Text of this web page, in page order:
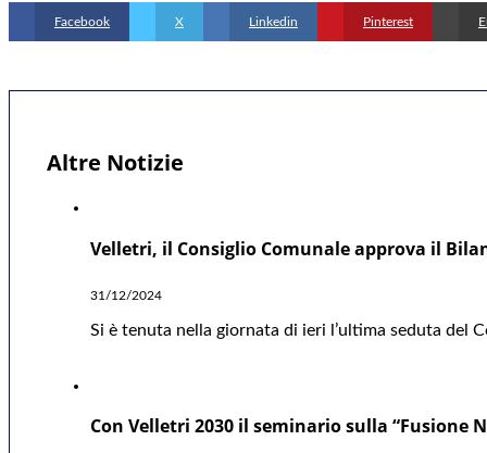
Altre Notizie
Velletri, il Consiglio Comunale approva il
31/12/2024
Si è tenuta nella giornata di ieri l’ultima seduta del
Con Velletri 2030 il seminario sulla “Fusione
Facebook X Linkedin Pinterest